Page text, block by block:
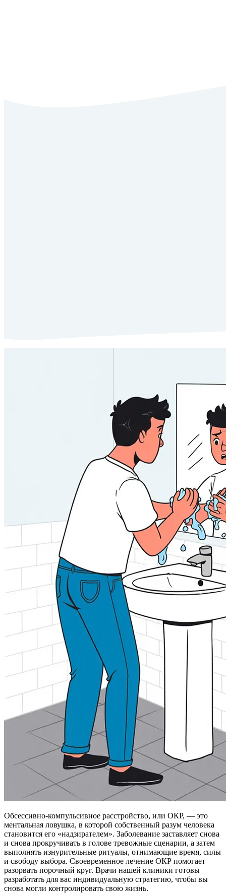
Обсессивно-компульсивное расстройство, или ОКР, — это
ментальная ловушка, в которой собственный разум человека
становится его «надзирателем». Заболевание заставляет снова
и снова прокручивать в голове тревожные сценарии, а затем
выполнять изнурительные ритуалы, отнимающие время, силы
и свободу выбора. Своевременное лечение ОКР помогает
разорвать порочный круг. Врачи нашей клиники готовы
разработать для вас индивидуальную стратегию, чтобы вы
снова могли контролировать свою жизнь.